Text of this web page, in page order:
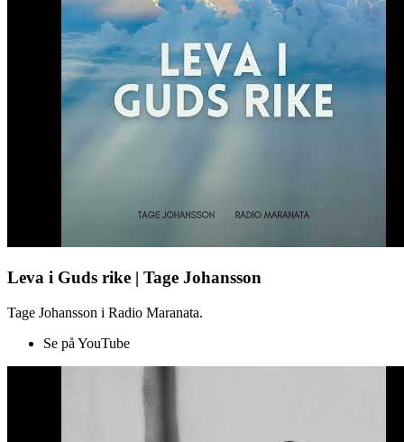
Leva i Guds rike | Tage Johansson
Tage Johansson i Radio Maranata.
Se på YouTube